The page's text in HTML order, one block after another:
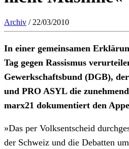
Archiv / 22/03/2010
In einer gemeinsamen
Tag gegen Rassismus
Gewerkschaftsbund (DGB),
und PRO ASYL die
marx21 dokumentiert den
»Das per Volksentscheid
der Schweiz und die Debatten